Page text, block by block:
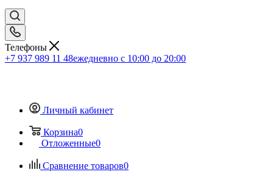
Телефоны
+7 937 989 11 48ежедневно с 10:00 до 20:00
Личный кабинет
Корзина0
Отложенные0
Сравнение товаров0